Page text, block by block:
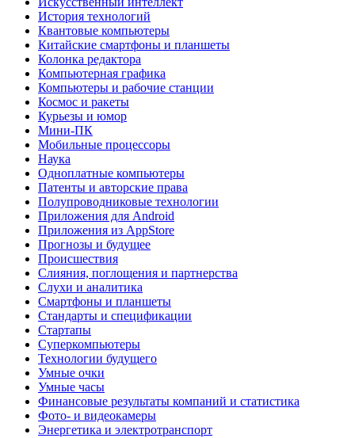
История технологий
Квантовые компьютеры
Китайские смартфоны и планшеты
Колонка редактора
Компьютерная графика
Компьютеры и рабочие станции
Космос и ракеты
Курьезы и юмор
Мини-ПК
Мобильные процессоры
Наука
Одноплатные компьютеры
Патенты и авторские права
Полупроводниковые технологии
Приложения для Android
Приложения из AppStore
Прогнозы и будущее
Происшествия
Слияния, поглощения и партнерства
Слухи и аналитика
Смартфоны и планшеты
Стандарты и спецификации
Стартапы
Суперкомпьютеры
Технологии будущего
Умные очки
Умные часы
Финансовые результаты компаний и статистика
Фото- и видеокамеры
Энергетика и электротранспорт